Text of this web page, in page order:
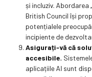
și incluziv.
British Council își
potențialele
incipiente de
Asigurați-vă că
accesibile.
aplicațiile AI sunt